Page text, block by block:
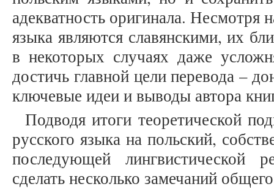
адекватность оригинала. Несмотря
языка являются славянскими, их
в некоторых случаях даже
достичь главной цели перевода –
ключевые идеи и выводы автора
Подводя итоги теоретической
русского языка на польский,
последующей лингвистической
сделать несколько замечаний